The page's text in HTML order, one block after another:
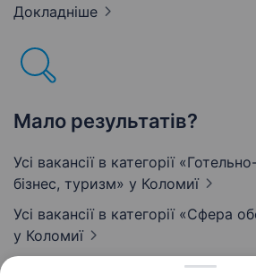
Докладніше
Мало результатів?
Усі вакансії в категорії
бізнес, туризм» у Коломиї
Усі вакансії в категорії «Сфера
у Коломиї